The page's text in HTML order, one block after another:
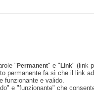
"Permanent" e "Link" (link
permanente fa sì che il link
funzionante e valido.
e "funzionante" che